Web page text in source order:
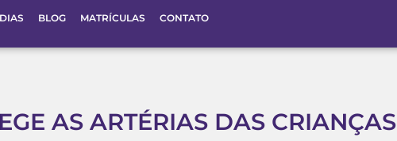
BLOG MATRÍCULAS CONTATO
AS ARTÉRIAS DAS CRIANÇAS